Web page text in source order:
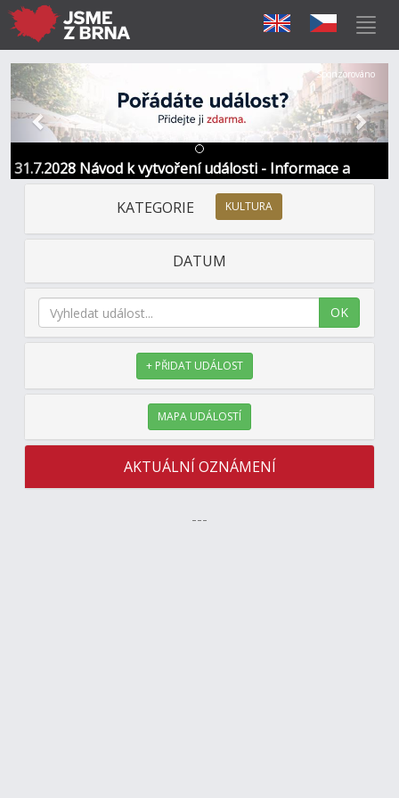
31.7.2028 Návod k vytvoření události - Informace a
kontakt
Předchozí Další
Sponzorováno
KATEGORIE KULTURA
DATUM
OK
+ PŘIDAT UDÁLOST
MAPA UDÁLOSTÍ
AKTUÁLNÍ OZNÁMENÍ
---